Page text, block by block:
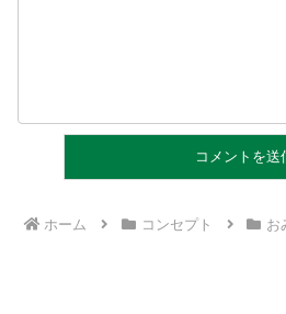
ホーム コンセプト お